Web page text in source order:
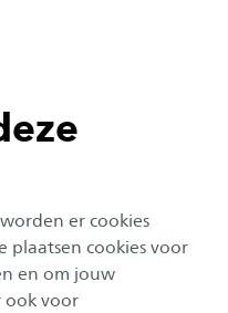
er cookies
plaatsen cookies voor
en om jouw
ook voor